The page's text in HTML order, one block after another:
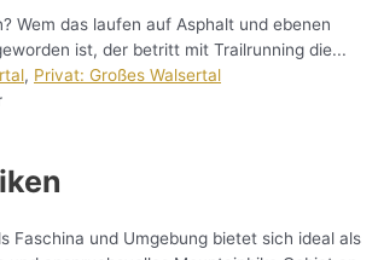
Wem das laufen auf Asphalt und ebenen
ist, der betritt mit Trailrunning die...
, Privat: Großes Walsertal
Faschina und Umgebung bietet sich ideal als